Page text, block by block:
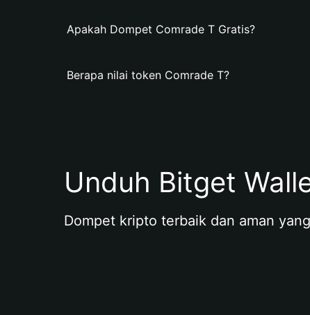
Apakah Dompet Comrade T Gratis?
Berapa nilai token Comrade T?
Unduh Bitget
Dompet kripto terbaik dan aman